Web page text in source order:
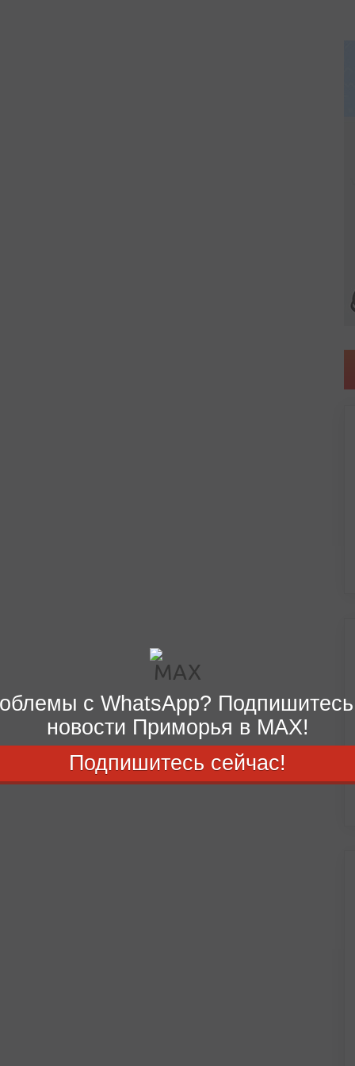
с WhatsApp?
новости Приморья в MAX!
Подпишитесь сейчас!